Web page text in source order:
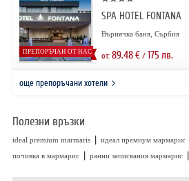
ПРЕПОРЪЧАН ОТ НАС
SPA HOTEL FONTANA
Върнячка баня, Сърбия
от: 89.48€/ 175 лв.
още препоръчани хотели
Полезни връзки
ideal premium marmaris | идеал премиум мармарис
почивка в мармарис | ранни записвания мармарис |